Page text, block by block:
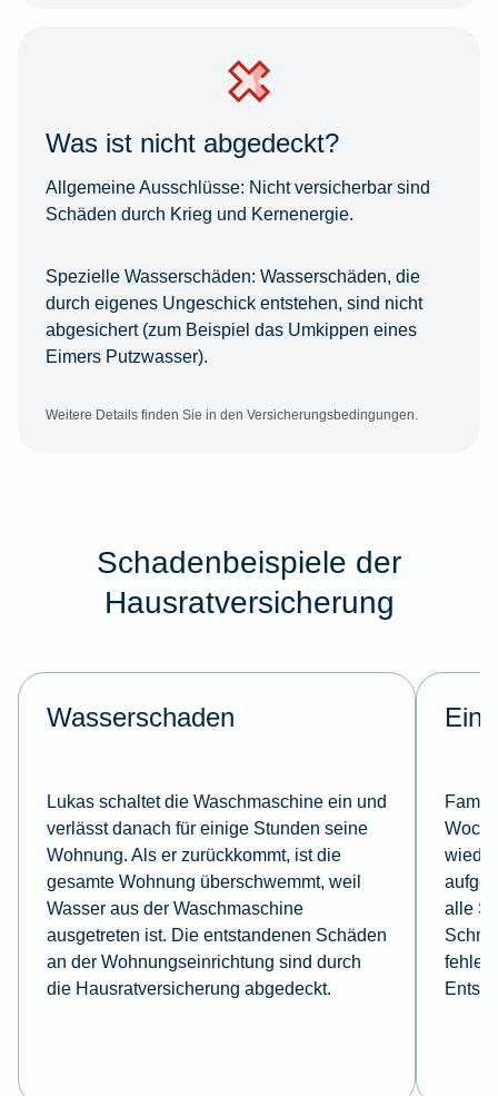
Was ist nicht abgedeckt?
Allgemeine Ausschlüsse: Nicht versicherbar sind
Schäden durch Krieg und Kernenergie.
Spezielle Wasserschäden: Wasserschäden, die
durch eigenes Ungeschick entstehen, sind nicht
abgesichert (zum Beispiel das Umkippen eines
Eimers Putzwasser).
Weitere Details finden Sie in den Versicherungsbedingungen.
Schadenbeispiele der
Hausratversicherung
Wasserschaden
Lukas schaltet die Waschmaschine ein und
verlässt danach für einige Stunden seine
Wohnung. Als er zurückkommt, ist die
gesamte Wohnung überschwemmt, weil
Wasser aus der Waschmaschine
ausgetreten ist. Die entstandenen Schäden
an der Wohnungseinrichtung sind durch
die Hausratversicherung abgedeckt.
alle